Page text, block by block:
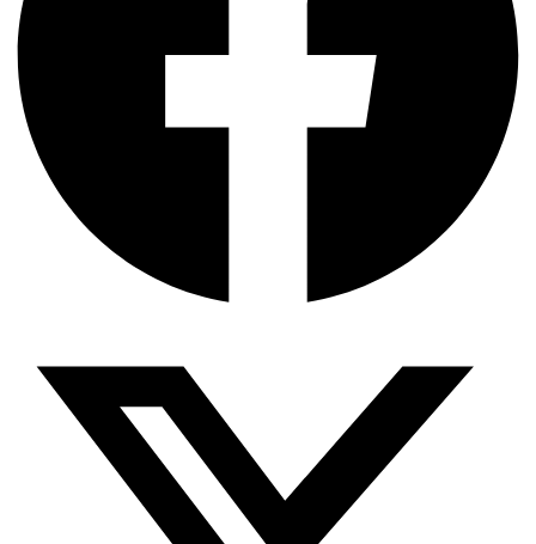
দক্ষিণ এশিয়ায় ‘জেন-জি’ বিপ্লব: বাংলাদেশ,…
বিশেষ ইন-ডেপ্থ রিপোর্ট: ক্রীড়া উৎসবে…
জিপিএ-৫-এর বন্যা, প্রকৌশলীদের বিসিএস-প্রেম এবং…